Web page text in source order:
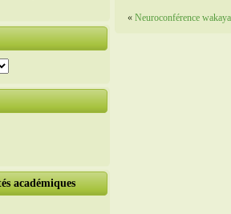
académiques
« Neuroconférence